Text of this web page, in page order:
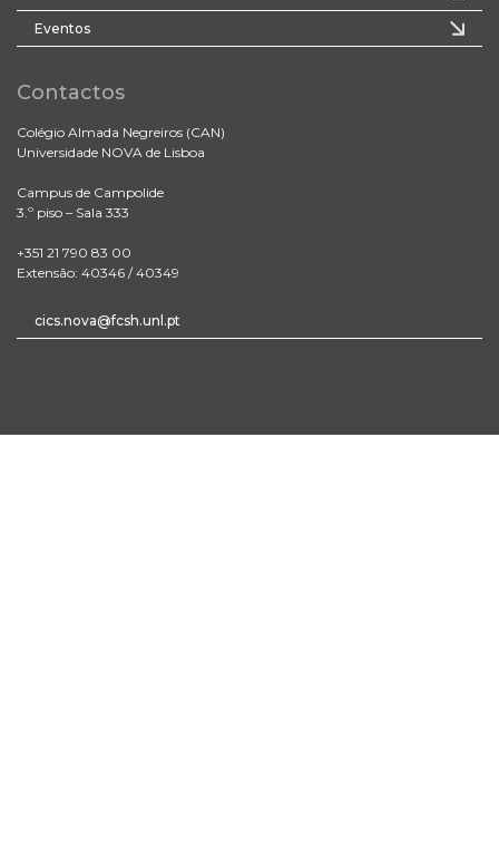
Eventos
Contactos
Colégio Almada Negreiros (CAN)
Universidade NOVA de Lisboa
Campus de Campolide
3.º piso – Sala 333
+351 21 790 83 00
Extensão: 40346 / 40349
cics.nova@fcsh.unl.pt